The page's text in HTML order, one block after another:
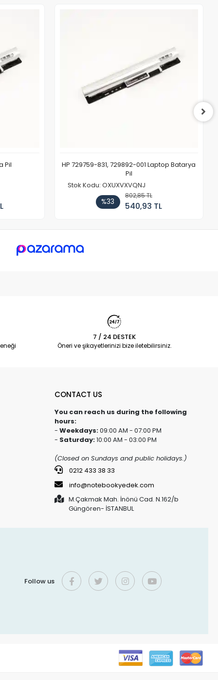
Pil
HP 729759-831, 729892-001 Laptop Batarya
Pil
Stok Kodu: OXUXVXVQNJ
%33
802,85 TL
540,93 TL
7 / 24 DESTEK
Öneri ve şikayetlerinizi bize iletebilirsiniz.
CONTACT US
You can reach us during the following
hours:
- Weekdays:09:00 AM - 07:00 PM
- Saturday:10:00 AM - 03:00 PM
(Closed on Sundays and public holidays.)
0212 433 38 33
info@notebookyedek.com
M.Çakmak Mah. İnönü Cad. N.162/b
Güngören- İSTANBUL
Follow us